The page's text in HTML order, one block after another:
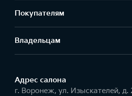
Покупателям
Владельцам
Адрес салонa
г. Воронеж, ул. Изыскателей, д.